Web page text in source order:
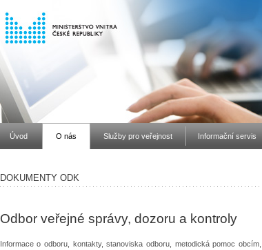
Úvod O nás Služby pro veřejnost Informační servis
DOKUMENTY ODK
Odbor veřejné správy, dozoru a kontroly
Informace o odboru, kontakty, stanoviska odboru, metodická pomoc